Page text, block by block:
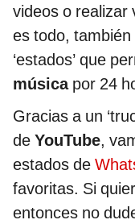
videos o realizar
es todo,
‘estados’ que
música por 24
Gracias a un
de YouTube,
estados de
favoritas. Si
entonces no